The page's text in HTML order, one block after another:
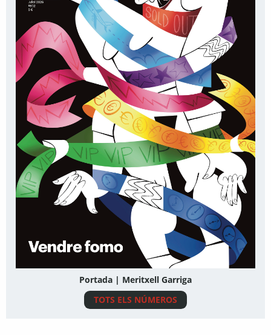
Portada | Meritxell Garriga
TOTS ELS NÚMEROS